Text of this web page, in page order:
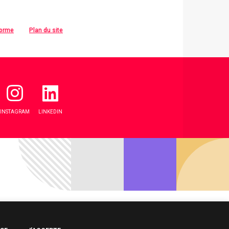
Plan du site
INSTAGRAM LINKEDIN